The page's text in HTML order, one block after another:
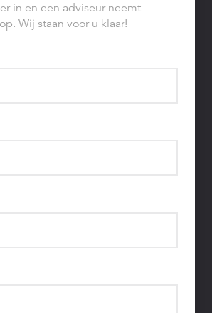
in en een adviseur neemt
Wij staan voor u klaar!